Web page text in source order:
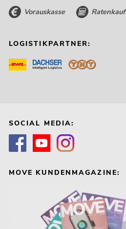
Vorauskasse Ratenkauf
LOGISTIKPARTNER:
SOCIAL MEDIA:
MOVE KUNDENMAGAZINE: